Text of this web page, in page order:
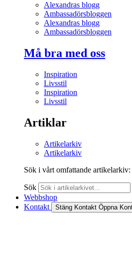
Alexandras blogg
Ambassadörsbloggen
Alexandras blogg
Ambassadörsbloggen
Må bra med oss
Inspiration
Livsstil
Inspiration
Livsstil
Artiklar
Artikelarkiv
Artikelarkiv
Sök i vårt omfattande artikelarkiv:
Sök
Webbshop
Kontakt
Stäng Kontakt Öppna